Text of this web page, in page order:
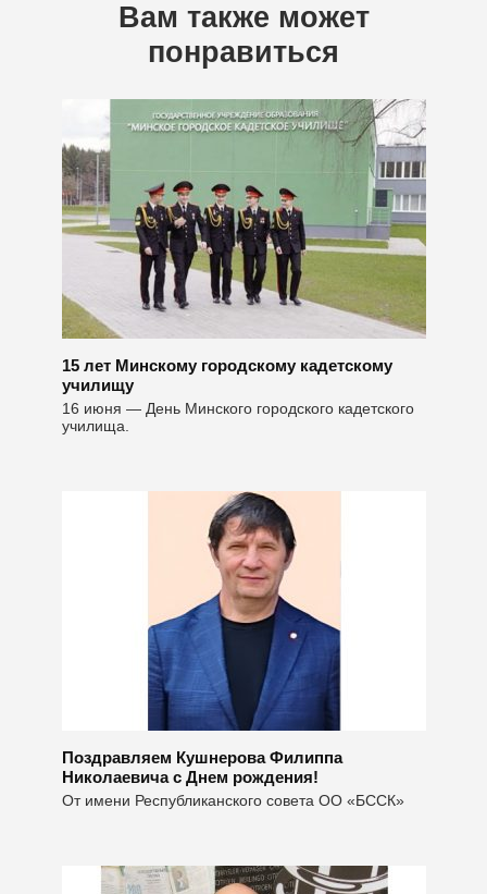
Вам также может
понравиться
15 лет Минскому городскому кадетскому
училищу
16 июня — День Минского городского кадетского
училища.
Поздравляем Кушнерова Филиппа
Николаевича с Днем рождения!
От имени Республиканского совета ОО «БССК»